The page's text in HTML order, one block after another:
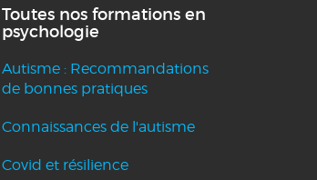
Toutes nos formations en
psychologie
Autisme : Recommandations
de bonnes pratiques
Connaissances de l'autisme
Covid et résilience